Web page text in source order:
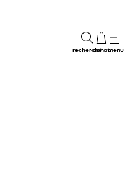
rechercheachatmenu